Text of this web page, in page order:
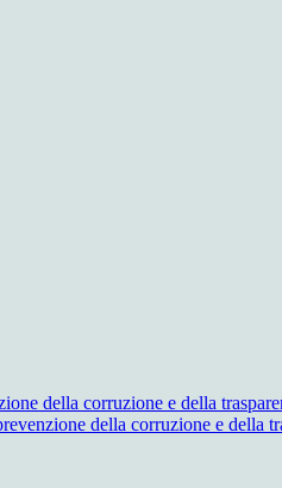
della corruzione e della
della corruzione e della